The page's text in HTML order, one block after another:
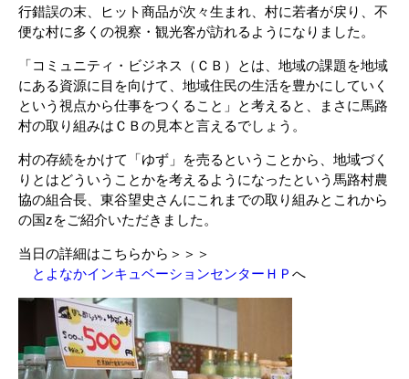
行錯誤の末、ヒット商品が次々生まれ、村に若者が戻り、不
便な村に多くの視察・観光客が訪れるようになりました。
「コミュニティ・ビジネス（ＣＢ）とは、地域の課題を地域
にある資源に目を向けて、地域住民の生活を豊かにしていく
という視点から仕事をつくること」と考えると、まさに馬路
村の取り組みはＣＢの見本と言えるでしょう。
村の存続をかけて「ゆず」を売るということから、地域づく
りとはどういうことかを考えるようになったという馬路村農
協の組合長、東谷望史さんにこれまでの取り組みとこれから
の国zをご紹介いただきました。
当日の詳細はこちらから＞＞＞
とよなかインキュベーションセンターＨＰ へ